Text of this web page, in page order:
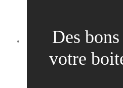
Des
votre